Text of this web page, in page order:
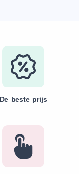
De beste prijs